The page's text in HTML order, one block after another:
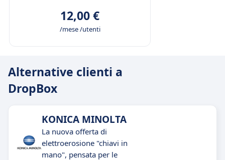
12,00 €
/mese /utenti
Alternative clienti a
DropBox
KONICA MINOLTA
La nuova offerta di
elettroerosione "chiavi in
mano", pensata per le